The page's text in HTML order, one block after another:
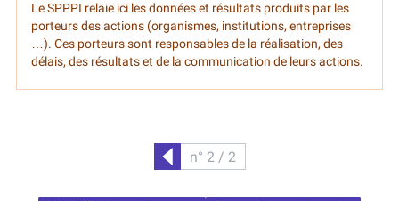
Le SPPPI relaie ici les données et résultats produits par les
porteurs des actions (organismes, institutions, entreprises
…). Ces porteurs sont responsables de la réalisation, des
délais, des résultats et de la communication de leurs actions.
Précédent
n° 2 / 2